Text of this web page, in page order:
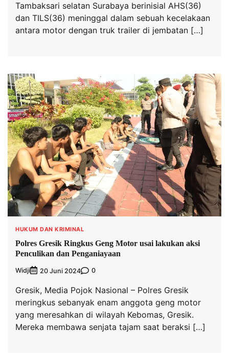
Tambaksari selatan Surabaya berinisial AHS(36)
dan TILS(36) meninggal dalam sebuah kecelakaan
antara motor dengan truk trailer di jembatan […]
HUKUM DAN KRIMINAL
Polres Gresik Ringkus Geng Motor usai lakukan aksi
Penculikan dan Penganiayaan
Widji 20 Juni 2024 0
Gresik, Media Pojok Nasional – Polres Gresik
meringkus sebanyak enam anggota geng motor
yang meresahkan di wilayah Kebomas, Gresik.
Mereka membawa senjata tajam saat beraksi […]